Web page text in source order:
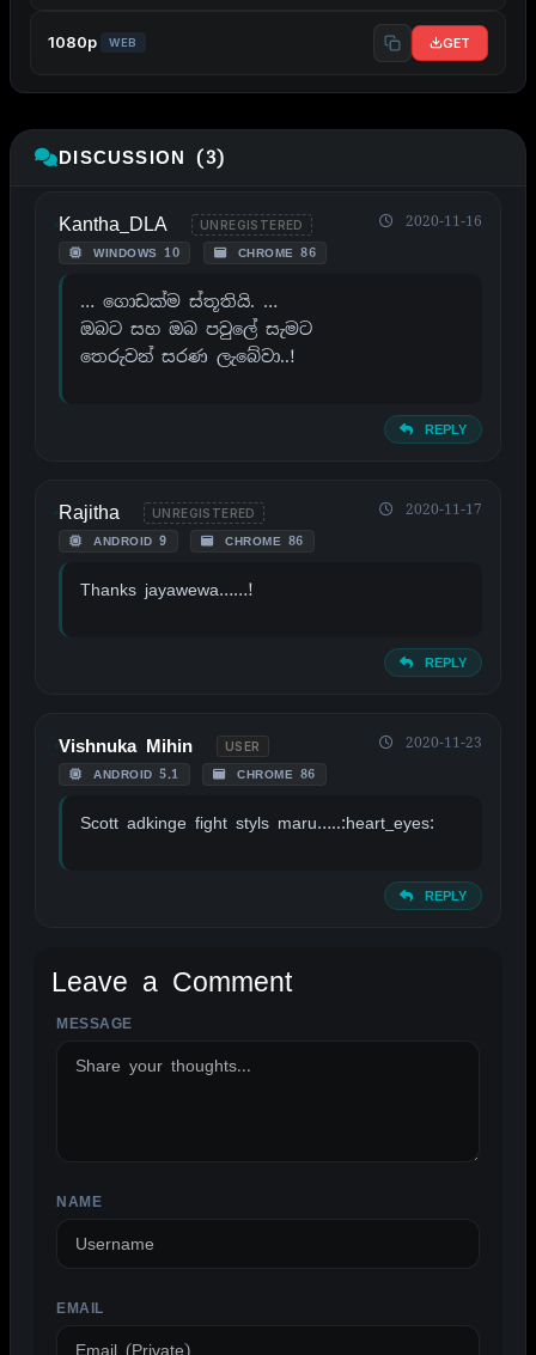
1080p WEB GET
DISCUSSION (3)
Kantha_DLA UNREGISTERED
WINDOWS 10 CHROME 86
2020-11-16
… ගොඩක්ම ස්තූතියි. …
ඔබට සහ ඔබ පවුලේ සැමට
තෙරුවන් සරණ ලැබේවා..!
REPLY
Rajitha UNREGISTERED
ANDROID 9 CHROME 86
2020-11-17
Thanks jayawewa……!
REPLY
Vishnuka Mihin USER
ANDROID 5.1 CHROME 86
2020-11-23
Scott adkinge fight styls maru…..:heart_eyes:
REPLY
Leave a Comment
MESSAGE
NAME
EMAIL
ALTERNATIVE: